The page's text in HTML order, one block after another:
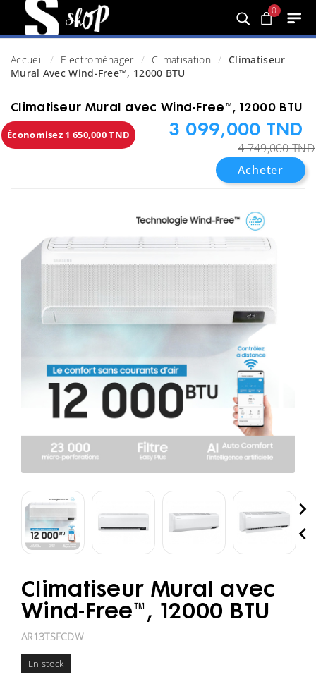
0
Accueil Electroménager Climatisation
Climatiseur
Mural Avec Wind-Free™, 12000 BTU
Climatiseur Mural avec Wind-Free™, 12000 BTU
Économisez 1 650,000 TND 3 099,000 TND
4 749,000 TND
Acheter


Climatiseur Mural avec
Wind-Free™, 12000 BTU
AR13TSFCDW
En stock